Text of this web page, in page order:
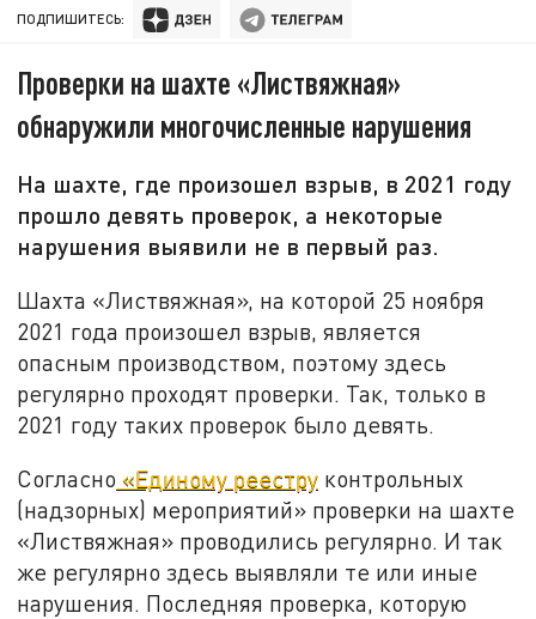
ПОДПИШИТЕСЬ:
Проверки на шахте «Листвяжная»
обнаружили многочисленные нарушения
На шахте, где произошел взрыв, в 2021 году
прошло девять проверок, а некоторые
нарушения выявили не в первый раз.
Шахта «Листвяжная», на которой 25 ноября
2021 года произошел взрыв, является
опасным производством, поэтому здесь
регулярно проходят проверки. Так, только в
2021 году таких проверок было девять.
Согласно «Единому реестру контрольных
(надзорных) мероприятий» проверки на шахте
«Листвяжная» проводились регулярно. И так
же регулярно здесь выявляли те или иные
нарушения. Последняя проверка, которую